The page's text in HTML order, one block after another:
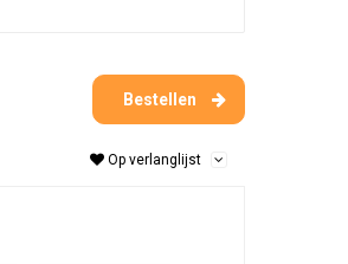
Bestellen
Op verlanglijst